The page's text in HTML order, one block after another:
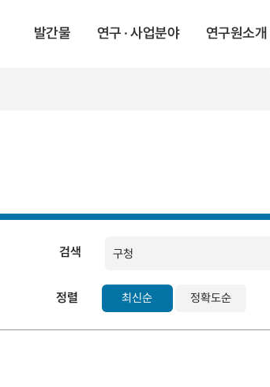
발간물 연구 · 사업분야 연구원소개
검색
정렬 최신순 정확도순